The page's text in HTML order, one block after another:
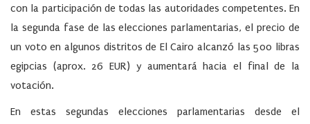
con la participación de todas las autoridades competentes. En
la segunda fase de las elecciones parlamentarias, el precio de
un voto en algunos distritos de El Cairo alcanzó las 500 libras
egipcias (aprox. 26 EUR) y aumentará hacia el final de la
votación.
En estas segundas elecciones parlamentarias desde el